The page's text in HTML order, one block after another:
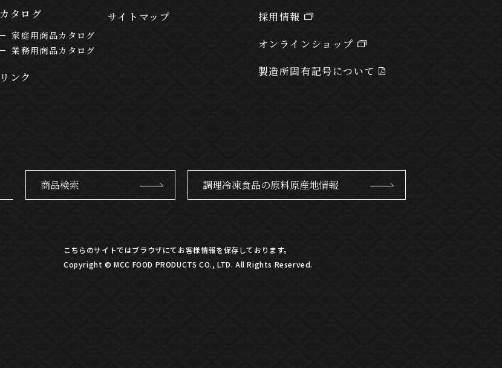
カタログ
家庭用商品カタログ
業務用商品カタログ
リンク
サイトマップ
採用情報
オンラインショップ
製造所固有記号について
商品検索 調理冷凍食品の原料原産地情報
こちらのサイトではブラウザにてお客様情報を保存しております。
Copyright © MCC FOOD PRODUCTS CO., LTD. All Rights Reserved.